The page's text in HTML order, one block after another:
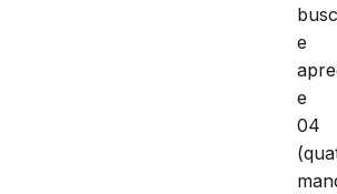
e
e
04